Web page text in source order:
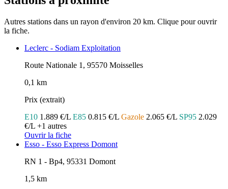
Autres stations dans un rayon d'environ 20 km. Clique pour ouvrir
la fiche.
Leclerc - Sodiam Exploitation
Route Nationale 1, 95570 Moisselles
0,1 km
Prix (extrait)
E10 1.889 €/L E85 0.815 €/L Gazole 2.065 €/L SP95 2.029
€/L +1 autres
Ouvrir la fiche
Esso - Esso Express Domont
RN 1 - Bp4, 95331 Domont
1,5 km